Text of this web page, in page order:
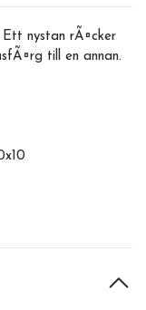
nystan rÃ¤cker
till en annan.